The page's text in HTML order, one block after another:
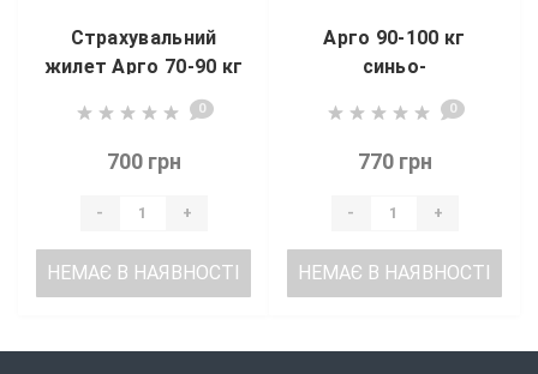
Страхувальний
жилет Арго 70-90 кг
жовтогарячий
0
700 грн
- +
НЕМАЄ В НАЯВНОСТІ
Арго 90-100 кг
синьо-
жовтогарячий
0
770 грн
- +
НЕМАЄ В НАЯВНОСТІ